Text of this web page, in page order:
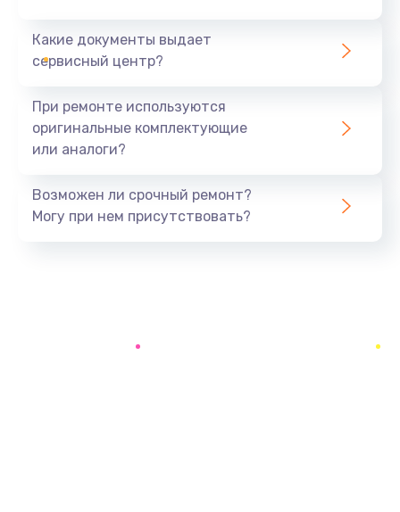
Восстановление ОС
Настройка программ
Заказать
Какие документы выдает
сервисный центр?
При ремонте используются
оригинальные комплектующие
или аналоги?
Возможен ли срочный ремонт?
Могу при нем присутствовать?